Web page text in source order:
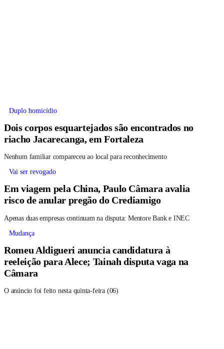
Duplo homicídio
Dois corpos esquartejados são encontrados no
riacho Jacarecanga, em Fortaleza
Nenhum familiar compareceu ao local para reconhecimento
Vai ser revogado
Em viagem pela China, Paulo Câmara avalia
risco de anular pregão do Crediamigo
Apenas duas empresas continuam na disputa: Mentore Bank e INEC
Mudança
Romeu Aldigueri anuncia candidatura à
reeleição para Alece; Tainah disputa vaga na
Câmara
O anúncio foi feito nesta quinta-feira (06)